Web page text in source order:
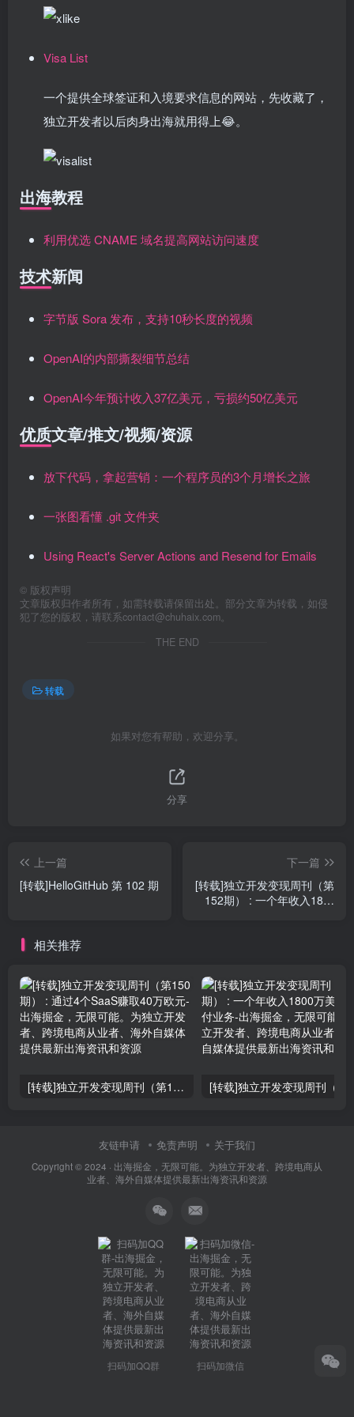
Visa List
一个提供全球签证和入境要求信息的网站，先收藏了，
独立开发者以后肉身出海就用得上😂。
出海教程
利用优选 CNAME 域名提高网站访问速度
技术新闻
字节版 Sora 发布，支持10秒长度的视频
OpenAI的内部撕裂细节总结
OpenAI今年预计收入37亿美元，亏损约50亿美元
优质文章/推文/视频/资源
放下代码，拿起营销：一个程序员的3个月增长之旅
一张图看懂 .git 文件夹
Using React's Server Actions and Resend for Emails
© 版权声明
文章版权归作者所有，如需转载请保留出处。部分文章为转载，如侵
犯了您的版权，请联系contact@chuhaix.com。
THE END
转载
如果对您有帮助，欢迎分享。
分享
上一篇
[转载]HelloGitHub 第 102 期
下一篇
[转载]独立开发变现周刊（第
152期） : 一个年收入18万
相关推荐
[转载]独立开发变现周刊（第150期） : 通过4个SaaS赚取40万欧元
友链申请 免责声明 关于我们
Copyright © 2024 · 出海掘金，无限可能。为独立开发者、跨境电商从
业者、海外自媒体提供最新出海资讯和资源
扫码加QQ群 扫码加微信